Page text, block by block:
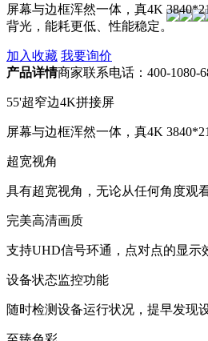
屏幕与边框浑然一体，真4K
背光，能耗更低、性能稳定。
加入收藏 我要询价
产品详情商家联系电话：400-1080-
55'超窄边4K拼接屏
屏幕与边框浑然一体，真4K
超宽视角
具有超宽视角，无论从任何角度观
完美高清画质
支持UHD信号环通，点对点的显示
设备状态监控功能
随时检测设备运行状况，提早发现